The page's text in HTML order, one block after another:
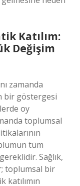
Katılım:
Değişim
zamanda
bir göstergesi
oy
toplumsal
tüm
Sağlık,
toplumsal bir